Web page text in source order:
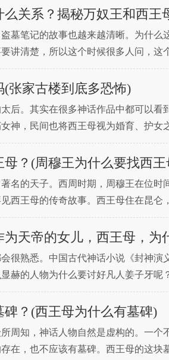
关系？揭秘万奴王和西王
墓笔记的故事也越来越清晰。为什么
讲清楚，所以这个时候很多人问，
两个人放在一起说，那么这个奴才
张家古楼到底多恐怖)
后。其实在很多神话作品中都可以
神，民间也将西王母视为婚育、护
是空造出来的，但人还是要造的。
？(周穆王为什么要找西王
名的天子。西周时期，周穆王在位时
西王母的传奇故事。西王母住在昆
是什么关系，他为什么去找西王母呢
天帝的女儿，西王母，为
很熟悉。中国古代神话小说《封神
赫的人物为什么要讨好凡人姜子牙
公主是真正的天庭公主，但天庭的
？(西王母为什么有墓碑)
周知，神话人物自然是虚构的。一
在，也不应该有墓碑。西王母的这